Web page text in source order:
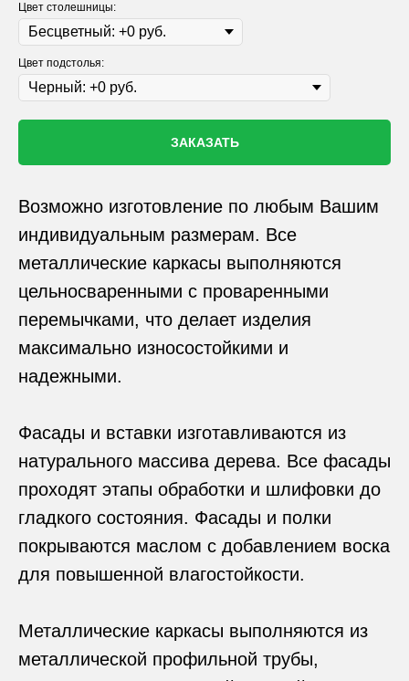
Цвет столешницы:
Цвет подстолья:
ЗАКАЗАТЬ
Возможно изготовление по любым Вашим
индивидуальным размерам. Все
металлические каркасы выполняются
цельносваренными с проваренными
перемычками, что делает изделия
максимально износостойкими и
надежными.
Фасады и вставки изготавливаются из
натурального массива дерева. Все фасады
проходят этапы обработки и шлифовки до
гладкого состояния. Фасады и полки
покрываются маслом с добавлением воска
для повышенной влагостойкости.
Металлические каркасы выполняются из
металлической профильной трубы,